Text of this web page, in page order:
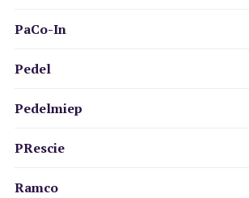
PaCo-In
Pedel
Pedelmiep
PRescie
Ramco